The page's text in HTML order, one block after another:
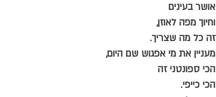
אושר בעינים
וחיוך מפה לאוזן,
זה כל מה שצריך.
מעניין את מי אפגוש שם היום,
הכי ספונטני זה
הכי כייפי.